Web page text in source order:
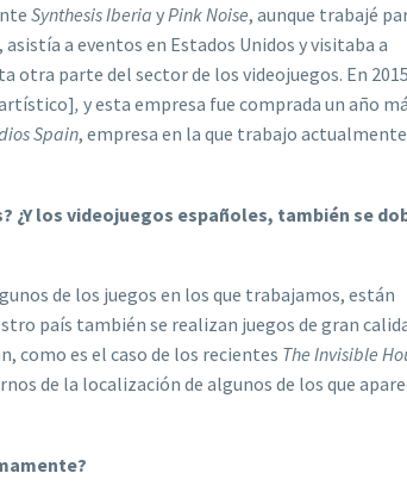
Synthesis Iberia yPink Noise, aunque trabajé
a eventos en Estados Unidos y visitaba a
parte del sector de los videojuegos. En
, y esta empresa fue comprada un año
Spain, empresa en la que trabajo actualmente
¿Y los videojuegos españoles, también se
de los juegos en los que trabajamos, están
país también se realizan juegos de gran
como es el caso de los recientes The Invisible
de la localización de algunos de los que